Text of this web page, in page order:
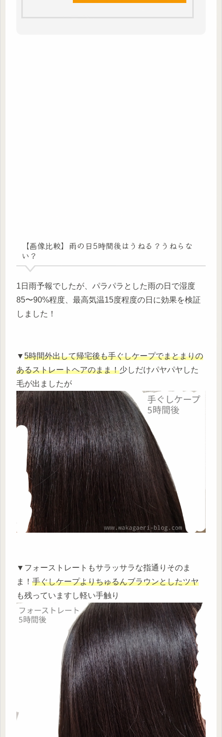
【画像比較】雨の日5時間後はうねる？うねらな
い？
1日雨予報でしたが、パラパラとした雨の日で湿度
85〜90%程度、最高気温15度程度の日に効果を検証
しました！
▼5時間外出して帰宅後も手ぐしケープでまとまりの
あるストレートヘアのまま！少しだけパヤパヤした
毛が出ましたが
▼フォーストレートもサラッサラな指通りそのま
ま！ 手ぐしケープよりちゅるんブラウンとしたツヤ
も残っていますし軽い手触り